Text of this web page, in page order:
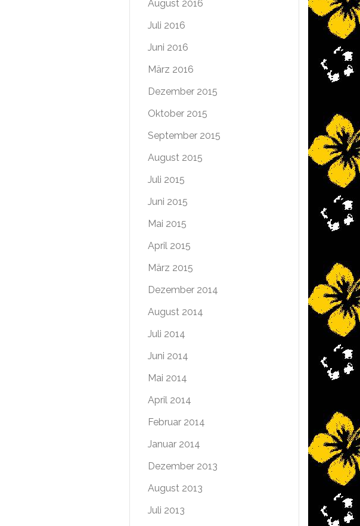
August 2016
Juli 2016
Juni 2016
März 2016
Dezember 2015
Oktober 2015
September 2015
August 2015
Juli 2015
Juni 2015
Mai 2015
April 2015
März 2015
Dezember 2014
August 2014
Juli 2014
Juni 2014
Mai 2014
April 2014
Februar 2014
Januar 2014
Dezember 2013
August 2013
Juli 2013